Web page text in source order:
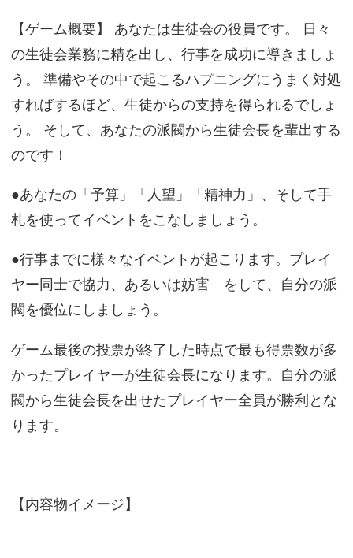
【ゲーム概要】 あなたは生徒会の役員です。 日々
の生徒会業務に精を出し、行事を成功に導きましょ
う。 準備やその中で起こるハプニングにうまく対処
すればするほど、生徒からの支持を得られるでしょ
う。 そして、あなたの派閥から生徒会長を輩出する
のです！
●あなたの「予算」「人望」「精神力」、そして手
札を使ってイベントをこなしましょう。
●行事までに様々なイベントが起こります。プレイ
ヤー同士で協力、あるいは妨害 をして、自分の派
閥を優位にしましょう。
ゲーム最後の投票が終了した時点で最も得票数が多
かったプレイヤーが生徒会長になります。自分の派
閥から生徒会長を出せたプレイヤー全員が勝利とな
ります。
【内容物イメージ】